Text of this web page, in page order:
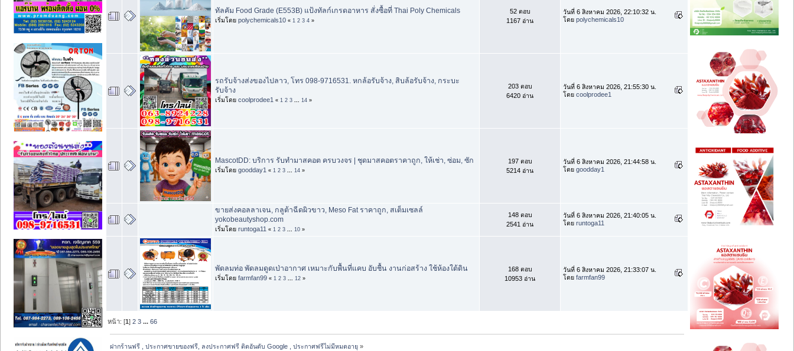
ทัลคัม Food Grade (E553B) แป้งทัลก์เกรดอาหาร สั่งซื้อที่ Thai Poly Chemicals
เริ่มโดย polychemicals10 « 1 2 3 4 »
52 ตอบ
1167 อ่าน
วันที่ 6 สิงหาคม 2026, 22:10:32 น.
โดย polychemicals10
รถรับจ้างส่งของไปลาว, โทร 098-9716531. หกล้อรับจ้าง, สิบล้อรับจ้าง, กระบะ
รับจ้าง
เริ่มโดย coolprodee1 « 1 2 3 14 »
203 ตอบ
6420 อ่าน
วันที่ 6 สิงหาคม 2026, 21:55:30 น.
โดย coolprodee1
MascotDD: บริการ รับทำมาสคอต ครบวงจร | ชุดมาสคอตราคาถูก, ให้เช่า, ซ่อม, ซัก
เริ่มโดย goodday1 « 1 2 3 14 »
197 ตอบ
5214 อ่าน
วันที่ 6 สิงหาคม 2026, 21:44:58 น.
โดย goodday1
ขายส่งคอลลาเจน, กลูต้าฉีดผิวขาว, Meso Fat ราคาถูก, สเต็มเซลล์
yokobeautyshop.com
เริ่มโดย runtoga11 « 1 2 3 10 »
148 ตอบ
2541 อ่าน
วันที่ 6 สิงหาคม 2026, 21:40:05 น.
โดย runtoga11
พัดลมท่อ พัดลมดูดเป่าอากาศ เหมาะกับพื้นที่แคบ อับชื้น งานก่อสร้าง ใช้ห้องใต้ดิน
เริ่มโดย farmfan99 « 1 2 3 12 »
168 ตอบ
10953 อ่าน
วันที่ 6 สิงหาคม 2026, 21:33:07 น.
โดย farmfan99
หน้า: [1]2 3 ...66
ฝากร้านฟรี , ประกาศขายของฟรี, ลงประกาศฟรี ติดอันดับ Google , ประกาศฟรีไม่มีหมดอายุ »